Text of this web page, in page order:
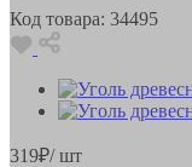
Код товара: 34495
319₽/ шт